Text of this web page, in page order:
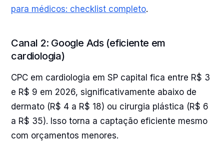
para médicos: checklist completo.
Canal 2: Google Ads (eficiente em
cardiologia)
CPC em cardiologia em SP capital fica entre R$ 3
e R$ 9 em 2026, significativamente abaixo de
dermato (R$ 4 a R$ 18) ou cirurgia plástica (R$ 6
a R$ 35). Isso torna a captação eficiente mesmo
com orçamentos menores.